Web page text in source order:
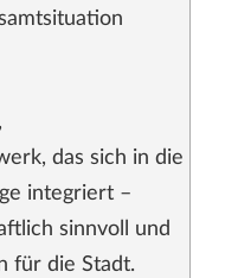
das sich in die
integriert –
sinnvoll und
für die Stadt.